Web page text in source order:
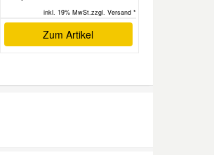
inkl. 19% MwSt.zzgl. Versand *
Zum Artikel